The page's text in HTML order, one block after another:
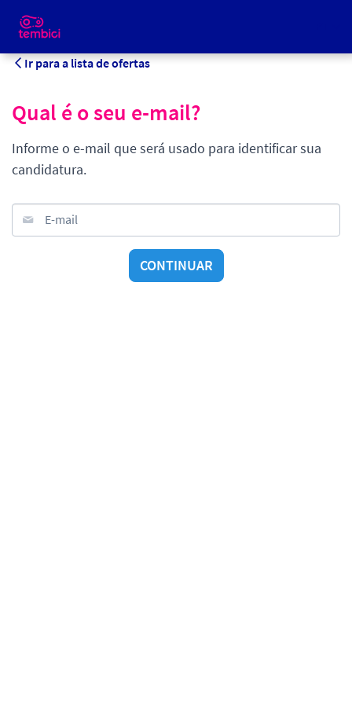
Ir para a lista de ofertas
Qual é o seu e-mail?
Informe o e-mail que será usado para identificar sua
candidatura.
E-mail
CONTINUAR